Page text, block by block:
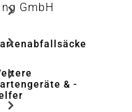
& -
GmbH